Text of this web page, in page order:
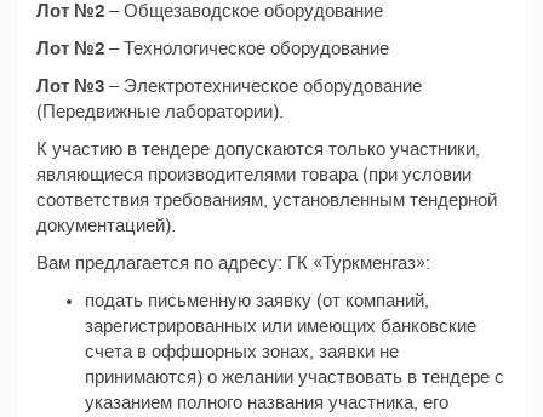
Лот №2 – Общезаводское оборудование
Лот №2 – Технологическое оборудование
Лот №3 – Электротехническое оборудование
(Передвижные лаборатории).
К участию в тендере допускаются только участники,
являющиеся производителями товара (при условии
соответствия требованиям, установленным тендерной
документацией).
Вам предлагается по адресу: ГК «Туркменгаз»:
подать письменную заявку (от компаний,
зарегистрированных или имеющих банковские
счета в оффшорных зонах, заявки не
принимаются) о желании участвовать в тендере с
указанием полного названия участника, его